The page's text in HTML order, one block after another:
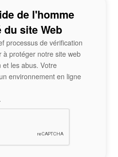
de l'homme
site Web
processus de vérification
à protéger notre site web
les abus. Votre
environnement en ligne